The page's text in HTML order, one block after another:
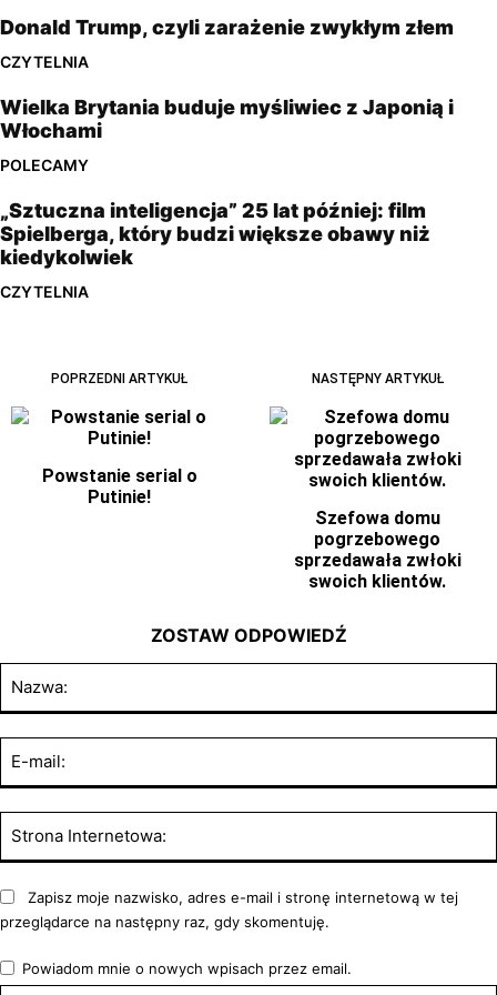
Donald Trump, czyli zarażenie zwykłym złem
CZYTELNIA
Wielka Brytania buduje myśliwiec z Japonią i
Włochami
POLECAMY
„Sztuczna inteligencja” 25 lat później: film
Spielberga, który budzi większe obawy niż
kiedykolwiek
CZYTELNIA
POPRZEDNI ARTYKUŁ
Powstanie serial o
Putinie!
NASTĘPNY ARTYKUŁ
Szefowa domu
pogrzebowego
sprzedawała zwłoki
swoich klientów.
ZOSTAW ODPOWIEDŹ
Zapisz moje nazwisko, adres e-mail i stronę internetową w tej
przeglądarce na następny raz, gdy skomentuję.
Powiadom mnie o nowych wpisach przez email.